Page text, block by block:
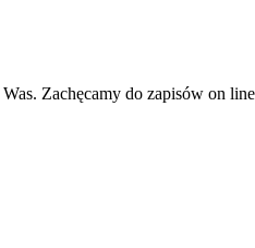
Zachęcamy do zapisów on